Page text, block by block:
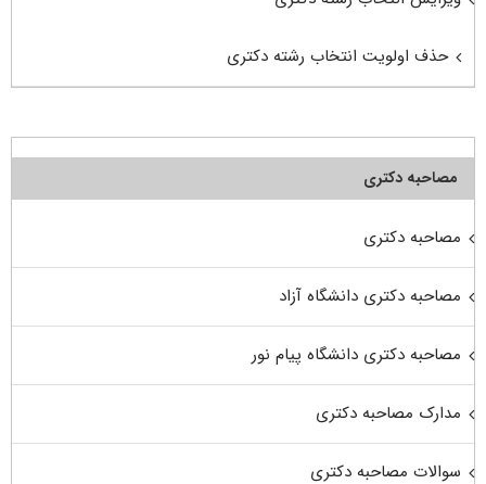
حذف اولویت انتخاب رشته دکتری
مصاحبه دکتری
مصاحبه دکتری
مصاحبه دکتری دانشگاه آزاد
مصاحبه دکتری دانشگاه پیام نور
مدارک مصاحبه دکتری
سوالات مصاحبه دکتری